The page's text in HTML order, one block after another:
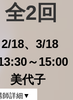
全2回
2/18、3/18
～15:00
美代子
師詳細▼